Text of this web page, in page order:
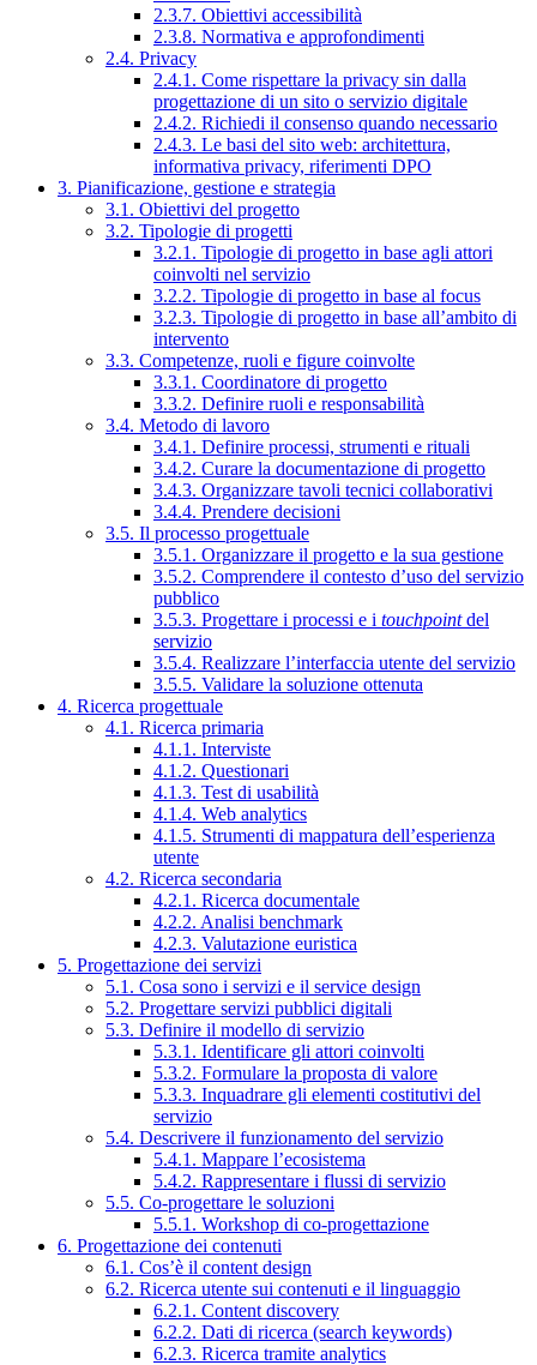
2.3.7. Obiettivi accessibilità
2.3.8. Normativa e approfondimenti
2.4. Privacy
2.4.1. Come rispettare la privacy sin dalla
progettazione di un sito o servizio digitale
2.4.2. Richiedi il consenso quando necessario
2.4.3. Le basi del sito web: architettura,
informativa privacy, riferimenti DPO
3. Pianificazione, gestione e strategia
3.1. Obiettivi del progetto
3.2. Tipologie di progetti
3.2.1. Tipologie di progetto in base agli attori
coinvolti nel servizio
3.2.2. Tipologie di progetto in base al focus
3.2.3. Tipologie di progetto in base all’ambito di
intervento
3.3. Competenze, ruoli e figure coinvolte
3.3.1. Coordinatore di progetto
3.3.2. Definire ruoli e responsabilità
3.4. Metodo di lavoro
3.4.1. Definire processi, strumenti e rituali
3.4.2. Curare la documentazione di progetto
3.4.3. Organizzare tavoli tecnici collaborativi
3.4.4. Prendere decisioni
3.5. Il processo progettuale
3.5.1. Organizzare il progetto e la sua gestione
3.5.2. Comprendere il contesto d’uso del servizio
pubblico
3.5.3. Progettare i processi e i touchpointdel
servizio
3.5.4. Realizzare l’interfaccia utente del servizio
3.5.5. Validare la soluzione ottenuta
4. Ricerca progettuale
4.1. Ricerca primaria
4.1.1. Interviste
4.1.2. Questionari
4.1.3. Test di usabilità
4.1.4. Web analytics
4.1.5. Strumenti di mappatura dell’esperienza
utente
4.2. Ricerca secondaria
4.2.1. Ricerca documentale
4.2.2. Analisi benchmark
4.2.3. Valutazione euristica
5. Progettazione dei servizi
5.1. Cosa sono i servizi e il service design
5.2. Progettare servizi pubblici digitali
5.3. Definire il modello di servizio
5.3.1. Identificare gli attori coinvolti
5.3.2. Formulare la proposta di valore
5.3.3. Inquadrare gli elementi costitutivi del
servizio
5.4. Descrivere il funzionamento del servizio
5.4.1. Mappare l’ecosistema
5.4.2. Rappresentare i flussi di servizio
5.5. Co-progettare le soluzioni
5.5.1. Workshop di co-progettazione
6. Progettazione dei contenuti
6.1. Cos’è il content design
6.2. Ricerca utente sui contenuti e il linguaggio
6.2.1. Content discovery
6.2.2. Dati di ricerca (search keywords)
6.2.3. Ricerca tramite analytics